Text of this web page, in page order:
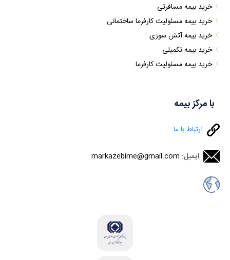
خرید بیمه مسافرتی
خرید بیمه مسئولیت کارفرما ساختمانی
خرید بیمه آتش سوزی
خرید بیمه تکمیلی
خرید بیمه مسئولیت کارفرما
با مرکز بیمه
ارتباط با ما
ایمیل: markazebime@gmail.com